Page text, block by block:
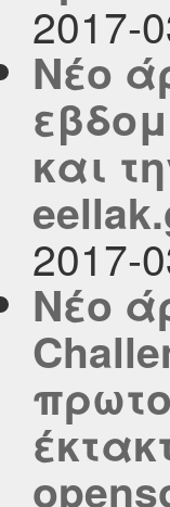
2017-
Νέο
και
2017-
Νέο